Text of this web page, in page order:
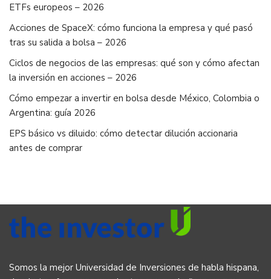
ETFs europeos – 2026
Acciones de SpaceX: cómo funciona la empresa y qué pasó
tras su salida a bolsa – 2026
Ciclos de negocios de las empresas: qué son y cómo afectan
la inversión en acciones – 2026
Cómo empezar a invertir en bolsa desde México, Colombia o
Argentina: guía 2026
EPS básico vs diluido: cómo detectar dilución accionaria
antes de comprar
Somos la mejor Universidad de Inversiones de habla hispana,